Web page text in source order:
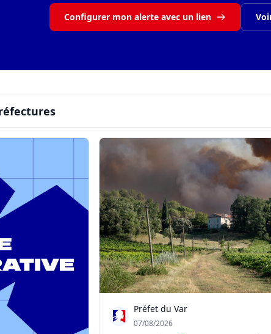
Configurer mon alerte avec un lien
Préfet du Var
07/08/2026